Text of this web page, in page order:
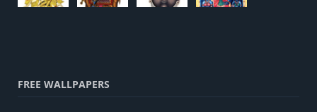
FREE WALLPAPERS